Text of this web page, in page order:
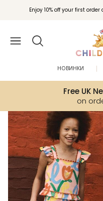
Enjoy 10% off your first
Вступайте в клуб Бонусы
Free UK
on
НОВИНКИ